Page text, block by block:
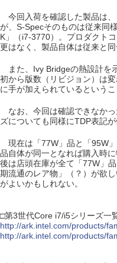
今回入荷を確認した製品は
が、S-Specそのものは従来同
K」（i7-3770）。プロダクト
更はなく、製品自体は従来と同
また、Ivy Bridgeの熱設計を
初から版数（リビジョン）は
に手が加えられているというこ
なお、今回は確認できなか
ズについても同様にTDP表記
現在は「77W」品と「95W
品自体が同一となれば購入時
後は店頭在庫が全て「77W」
期流通のレア物」（？）が欲
がよいかもしれない。
□第3世代Core i7/i5シリーズ一
http://ark.intel.com/products/
http://ark.intel.com/products/